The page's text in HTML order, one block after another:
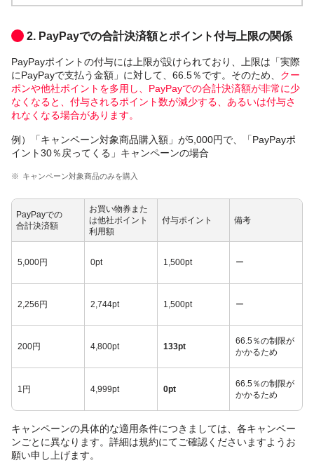
2. PayPayでの合計決済額とポイント付与上限の関係
PayPayポイントの付与には上限が設けられており、上限は「実際
にPayPayで支払う金額」に対して、66.5％です。そのため、 クー
ポンや他社ポイントを多用し、PayPayでの合計決済額が非常に少
なくなると、付与されるポイント数が減少する、あるいは付与さ
れなくなる場合があります。
例）「キャンペーン対象商品購入額」が5,000円で、「PayPayポ
イント30％戻ってくる」キャンペーンの場合
キャンペーン対象商品のみを購入
PayPayでの
合計決済額
お買い物券また
は他社ポイント
利用額
付与ポイント 備考
5,000円 0pt 1,500pt ー
2,256円 2,744pt 1,500pt ー
200円 4,800pt 133pt
66.5％の制限が
かかるため
1円 4,999pt 0pt
66.5％の制限が
かかるため
キャンペーンの具体的な適用条件につきましては、各キャンペー
ンごとに異なります。詳細は規約にてご確認くださいますようお
願い申し上げます。